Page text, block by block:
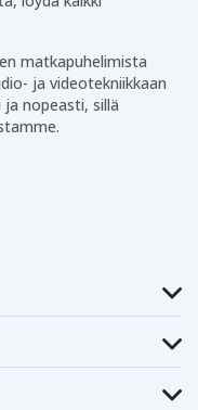
matkapuhelimista
ja videotekniikkaan
nopeasti, sillä